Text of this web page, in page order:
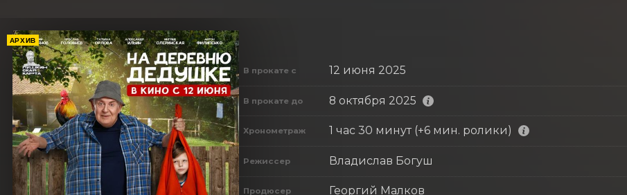
АРХИВ
В прокате с 12 июня 2025
В прокате до 8 октября 2025
Хронометраж 1 час 30 минут (+6 мин. ролики)
Режиссер Владислав Богуш
Продюсер Георгий Малков